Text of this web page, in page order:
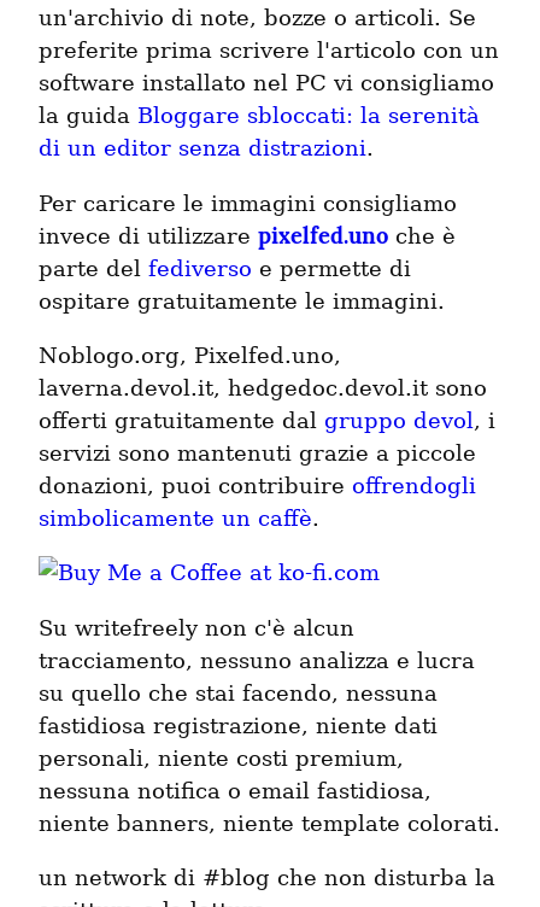
un'archivio di note, bozze o articoli. Se
preferite prima scrivere l'articolo con un
software installato nel PC vi consigliamo
la guida Bloggare sbloccati: la serenità
di un editor senza distrazioni.
Per caricare le immagini consigliamo
invece di utilizzare pixelfed.uno che è
parte del fediverso e permette di
ospitare gratuitamente le immagini.
Noblogo.org, Pixelfed.uno,
laverna.devol.it, hedgedoc.devol.it sono
offerti gratuitamente dal gruppo devol , i
servizi sono mantenuti grazie a piccole
donazioni, puoi contribuire offrendogli
simbolicamente un caffè.
Su writefreely non c'è alcun
tracciamento, nessuno analizza e lucra
su quello che stai facendo, nessuna
fastidiosa registrazione, niente dati
personali, niente costi premium,
nessuna notifica o email fastidiosa,
niente banners, niente template colorati.
un network di #blog che non disturba la